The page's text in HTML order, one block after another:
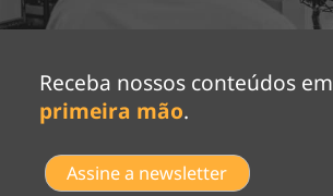
Receba nossos conteúdos em
primeira mão.
Assine a newsletter